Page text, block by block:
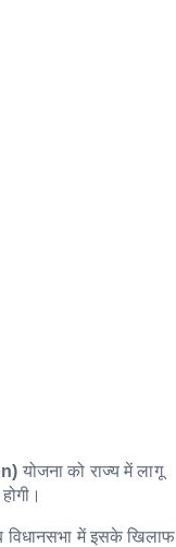
योजना को राज्य में लागू
विधानसभा में इसके खिलाफ